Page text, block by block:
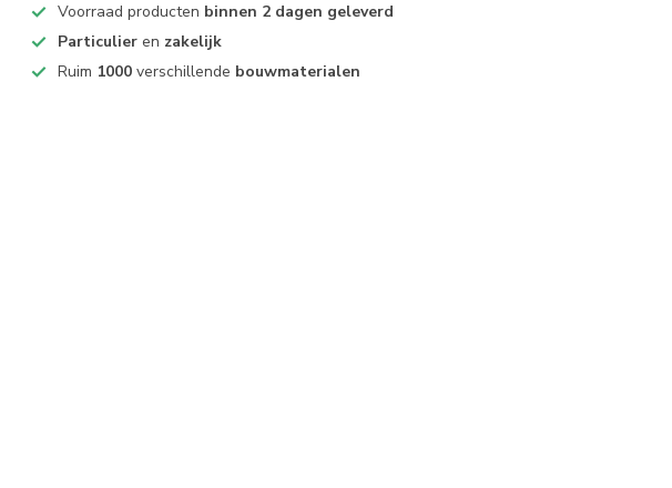
Voorraad producten binnen 2 dagen geleverd
Particulier en zakelijk
Ruim 1000 verschillende bouwmaterialen